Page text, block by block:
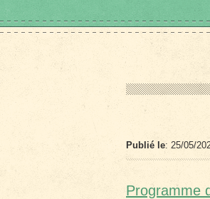
Publié le: 25/05/
Programme